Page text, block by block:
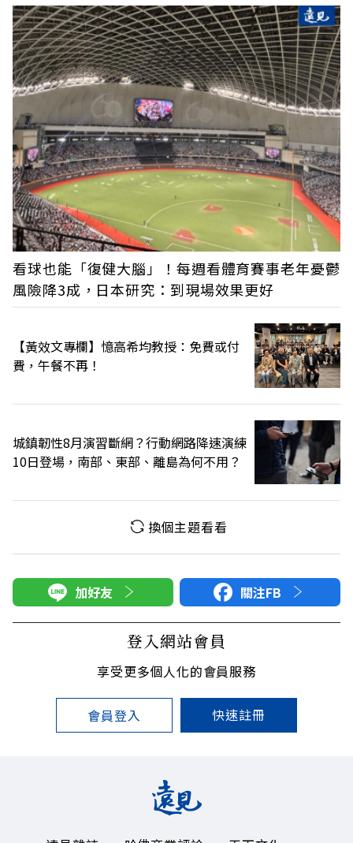
看球也能「復健大腦」！每週看體育賽事老年憂鬱
風險降3成，日本研究：到現場效果更好
【黃效文專欄】憶高希均教授：免費或付
費，午餐不再！
城鎮韌性8月演習斷網？行動網路降速演練
10日登場，南部、東部、離島為何不用？
換個主題看看
加好友 關注FB
登入網站會員
享受更多個人化的會員服務
會員登入 快速註冊